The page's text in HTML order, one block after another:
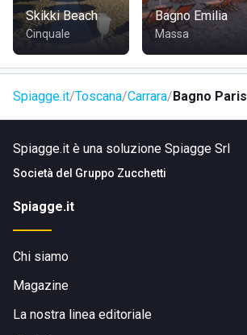
Skikki Beach
Cinquale
Bagno Emilia
Massa
Spiagge.it Toscana Carrara Bagno Paris
Spiagge.it è una soluzione Spiagge Srl
Società del Gruppo Zucchetti
Spiagge.it
Chi siamo
Magazine
La nostra linea editoriale